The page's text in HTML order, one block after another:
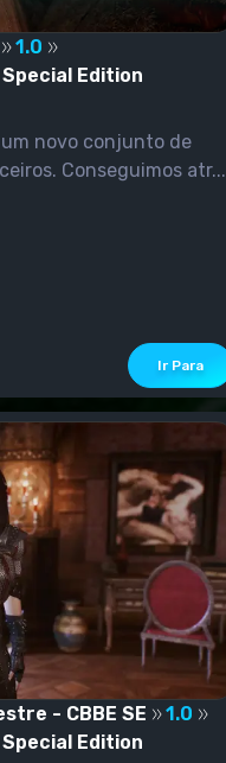
1.0
Edition
novo conjunto de
Conseguimos atr...
Ir Para
- CBBE SE
1.0
Edition